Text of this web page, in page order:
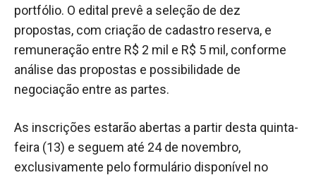
portfólio. O edital prevê a seleção de dez
propostas, com criação de cadastro reserva, e
remuneração entre R$ 2 mil e R$ 5 mil, conforme
análise das propostas e possibilidade de
negociação entre as partes.
As inscrições estarão abertas a partir desta quinta-
feira (13) e seguem até 24 de novembro,
exclusivamente pelo formulário disponível no